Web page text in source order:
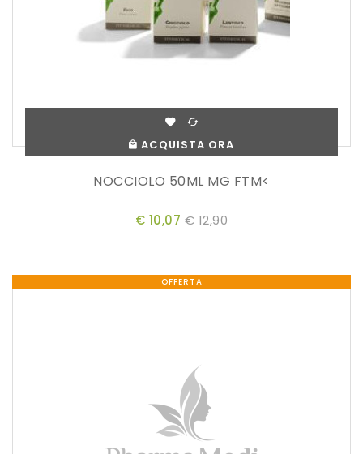
ACQUISTA ORA
NOCCIOLO 50ML MG FTM<
€ 10,07 € 12,90
OFFERTA